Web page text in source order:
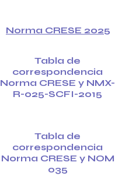
Norma CRESE 2025
Tabla de
correspondencia
Norma CRESE y NMX-
R-025-SCFI-2015
Tabla de
correspondencia
Norma CRESE y NOM
035